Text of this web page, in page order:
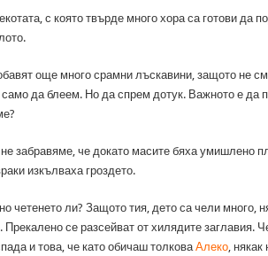
с която твърде много хора са готови да
още много срамни лъскавини, защото не
да блеем. Но да спрем дотук. Важното е да
забравяме, че докато масите бяха умишлено
изкълваха гроздето.
четенето ли? Защото тия, дето са чели много,
Прекалено се разсейват от хилядите заглавия.
и това, че като обичаш толковаАлеко, някак